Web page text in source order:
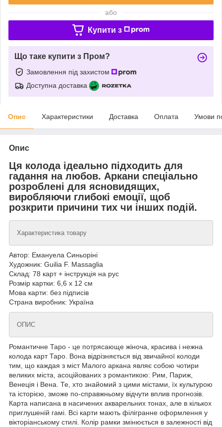
або
Купити з
Що таке купити з Пром?
Замовлення під захистом
Доступна доставка
Опис Характеристики Доставка Оплата Умови
Опис
Ця колода ідеально підходить для
гадання на любов. Аркани спеціально
розроблені для ясновидящих,
виробляючи глибокі емоції, щоб
розкрити причини тих чи інших подій.
Характеристика товару
Автор: Емануела Синьоріні
Художник: Guilia F. Massaglia
Склад: 78 карт + інструкція на рус
Розмір картки: 6,6 х 12 см
Мова карти: без підписів
Страна виробник: Україна
ОПИС
Романтичне Таро - це потрясающе жіноча, красива і нежна
колода карт Таро. Вона відрізняється від звичайної колоди
тим, що каждая з міст Малого аркана являє собою чотири
великих міста, асоційованих з романтикою: Рим, Париж,
Венеція і Вена. Те, хто знайомий з цими містами, їх культурою
та історією, зможе по-справжньому відчути вплив прогнозів.
Карта написана в насичених акварельних тонах, але в кількох
приглушеній гамі. Всі карти мають філігранне оформлення у
вікторіанському стилі. Колір рамки змінюється в залежності від